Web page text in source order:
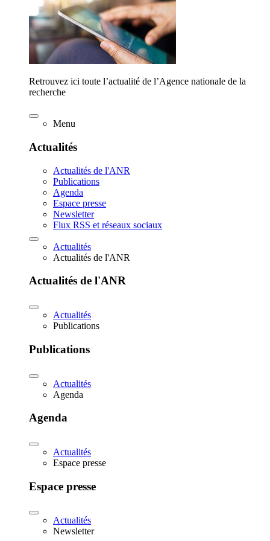
Retrouvez ici toute l’actualité de l’Agence nationale de la
recherche
Menu
Actualités
Actualités de l'ANR
Publications
Agenda
Espace presse
Newsletter
Flux RSS et réseaux sociaux
Actualités
Actualités de l'ANR
Actualités de l'ANR
Actualités
Publications
Publications
Actualités
Agenda
Agenda
Actualités
Espace presse
Espace presse
Actualités
Newsletter